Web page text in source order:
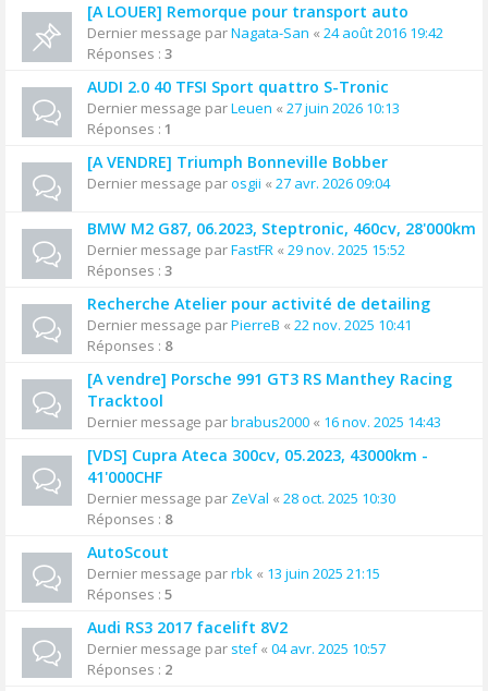
[A LOUER] Remorque pour transport auto
Dernier message parNagata-San « 24 août 2016 19:42
Réponses : 3
AUDI 2.0 40 TFSI Sport quattro S-Tronic
Dernier message parLeuen « 27 juin 2026 10:13
Réponses : 1
[A VENDRE] Triumph Bonneville Bobber
Dernier message parosgii « 27 avr. 2026 09:04
BMW M2 G87, 06.2023, Steptronic, 460cv, 28'000km
Dernier message parFastFR « 29 nov. 2025 15:52
Réponses : 3
Recherche Atelier pour activité de detailing
Dernier message parPierreB « 22 nov. 2025 10:41
Réponses : 8
[A vendre] Porsche 991 GT3 RS Manthey Racing
Tracktool
Dernier message parbrabus2000 « 16 nov. 2025 14:43
[VDS] Cupra Ateca 300cv, 05.2023, 43000km -
41'000CHF
Dernier message par ZeVal « 28 oct. 2025 10:30
Réponses : 8
AutoScout
Dernier message parrbk « 13 juin 2025 21:15
Réponses : 5
Audi RS3 2017 facelift 8V2
Dernier message par stef« 04 avr. 2025 10:57
Réponses : 2